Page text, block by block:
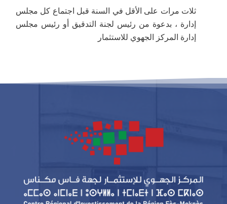
ثلات مرات على الأقل في السنة قبل اجتماع كل مجلس
إدارة ، بدعوة من رئيس لجنة التدقيق أو رئيس مجلس
إدارة المركز الجهوي للاستثمار